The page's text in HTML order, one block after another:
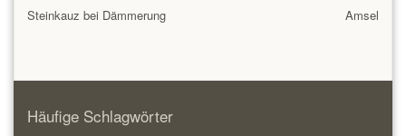
Amsel
Steinkauz bei Dämmerung
Häufige Schlagwörter